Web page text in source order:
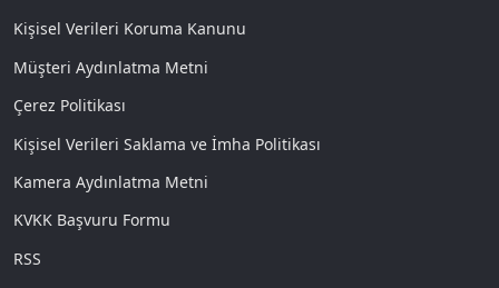
Kişisel Verileri Koruma Kanunu
Müşteri Aydınlatma Metni
Çerez Politikası
Kişisel Verileri Saklama ve İmha Politikası
Kamera Aydınlatma Metni
KVKK Başvuru Formu
RSS